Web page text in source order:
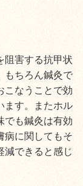
阻害する抗甲状
もちろん鍼灸で
こなうことで効
ます。またホル
でも鍼灸は有効
病に関してもそ
減できると感じ